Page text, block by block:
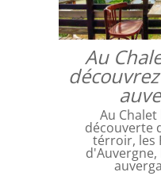
Au
Au
découverte
térroir, les